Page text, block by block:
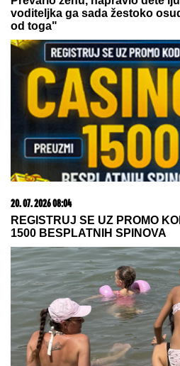
Dok se ostatak Srbije topi,
jakna: Razlika u temperaturi
"Samo mi fali
Mala Cana
sada
Dalić doneo
koliko će
selektor